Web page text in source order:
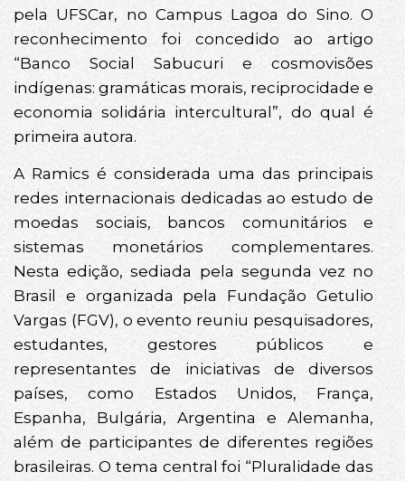
pela UFSCar, no Campus Lagoa do Sino. O
reconhecimento foi concedido ao artigo
“Banco Social Sabucuri e cosmovisões
indígenas: gramáticas morais, reciprocidade e
economia solidária intercultural”, do qual é
primeira autora.
A Ramics é considerada uma das principais
redes internacionais dedicadas ao estudo de
moedas sociais, bancos comunitários e
sistemas monetários complementares.
Nesta edição, sediada pela segunda vez no
Brasil e organizada pela Fundação Getulio
Vargas (FGV), o evento reuniu pesquisadores,
estudantes, gestores públicos e
representantes de iniciativas de diversos
países, como Estados Unidos, França,
Espanha, Bulgária, Argentina e Alemanha,
além de participantes de diferentes regiões
brasileiras. O tema central foi “Pluralidade das